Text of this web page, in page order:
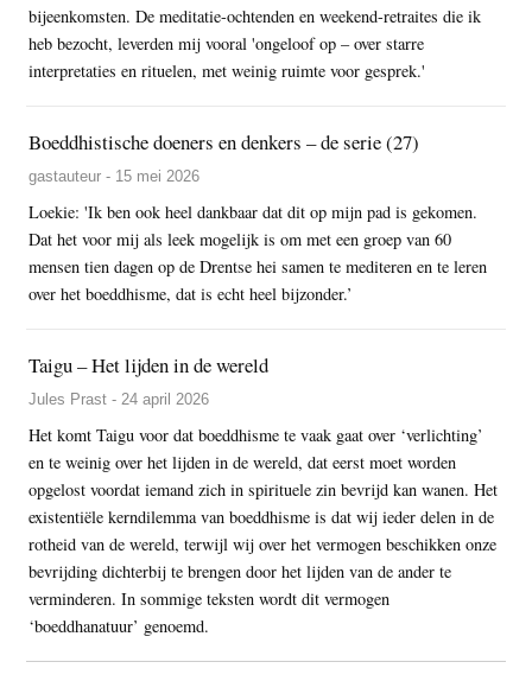
bijeenkomsten. De meditatie-ochtenden en weekend-retraites die ik
heb bezocht, leverden mij vooral 'ongeloof op – over starre
interpretaties en rituelen, met weinig ruimte voor gesprek.'
Boeddhistische doeners en denkers – de serie (27)
gastauteur - 15 mei 2026
Loekie: 'Ik ben ook heel dankbaar dat dit op mijn pad is gekomen.
Dat het voor mij als leek mogelijk is om met een groep van 60
mensen tien dagen op de Drentse hei samen te mediteren en te leren
over het boeddhisme, dat is echt heel bijzonder.’
Taigu – Het lijden in de wereld
Jules Prast - 24 april 2026
Het komt Taigu voor dat boeddhisme te vaak gaat over ‘verlichting’
en te weinig over het lijden in de wereld, dat eerst moet worden
opgelost voordat iemand zich in spirituele zin bevrijd kan wanen. Het
existentiële kerndilemma van boeddhisme is dat wij ieder delen in de
rotheid van de wereld, terwijl wij over het vermogen beschikken onze
bevrijding dichterbij te brengen door het lijden van de ander te
verminderen. In sommige teksten wordt dit vermogen
‘boeddhanatuur’ genoemd.